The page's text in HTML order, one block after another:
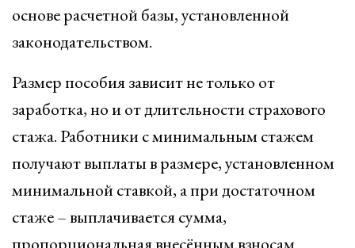
основе расчетной базы, установленной
законодательством.
Размер пособия зависит не только от
заработка, но и от длительности страхового
стажа. Работники с минимальным стажем
получают выплаты в размере, установленном
минимальной ставкой, а при достаточном
стаже – выплачивается сумма,